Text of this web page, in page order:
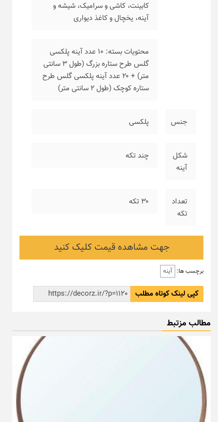
کابینت، کاشی و سرامیک، شیشه و
آینه، یخچال و کاغذ دیواری
محتویات بسته: ۱۰ عدد آینه پلکسی
گلس طرح ستاره بزرگ (طول ۳ سانتی
متر) + ۲۰ عدد آینه پلکسی گلس طرح
ستاره کوچک (طول ۲ سانتی متر)
جنس پلکسی
شکل
آینه
چند تکه
تعداد
تکه
۳۰ تکه
جهت مشاهده قیمت کلیک کنید
برچسب ها: آینه
کپی لینک کوتاه مطلب
مطالب مزتبط